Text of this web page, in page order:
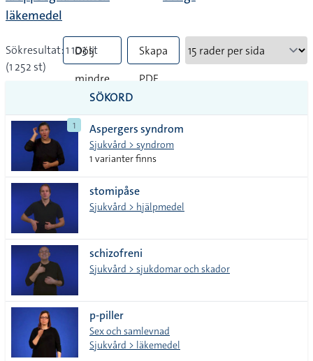
läkemedel
Sökresultat: 1 103 st
(1 252 st)
Dölj
mindre
tecken
Skapa
PDF
SÖKORD
1 Aspergers syndrom
Sjukvård > syndrom
1 varianter finns
stomipåse
Sjukvård > hjälpmedel
schizofreni
Sjukvård > sjukdomar och skador
p-piller
Sex och samlevnad
Sjukvård > läkemedel